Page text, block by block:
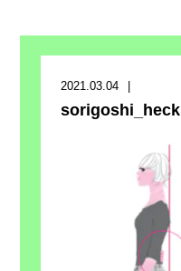
2021.03.04
sorigoshi_heck